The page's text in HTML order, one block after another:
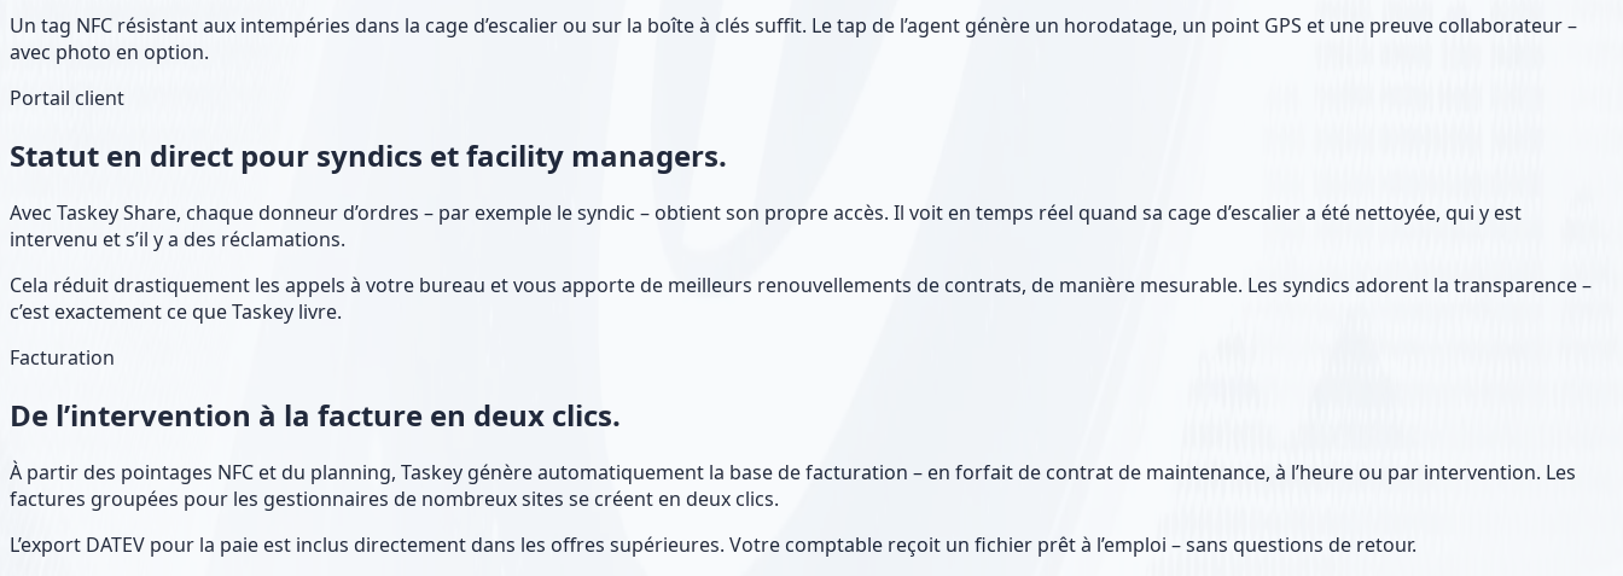
Un tag NFC résistant aux intempéries dans la cage d’escalier ou sur la boîte à clés suffit. Le tap de l’agent génère un horodatage, un point GPS et une preuve collaborateur –
avec photo en option.
Portail client
Statut en direct pour syndics et facility managers.
Avec Taskey Share, chaque donneur d’ordres – par exemple le syndic – obtient son propre accès. Il voit en temps réel quand sa cage d’escalier a été nettoyée, qui y est
intervenu et s’il y a des réclamations.
Cela réduit drastiquement les appels à votre bureau et vous apporte de meilleurs renouvellements de contrats, de manière mesurable. Les syndics adorent la transparence –
c’est exactement ce que Taskey livre.
Facturation
De l’intervention à la facture en deux clics.
À partir des pointages NFC et du planning, Taskey génère automatiquement la base de facturation – en forfait de contrat de maintenance, à l’heure ou par intervention. Les
factures groupées pour les gestionnaires de nombreux sites se créent en deux clics.
L’export DATEV pour la paie est inclus directement dans les offres supérieures. Votre comptable reçoit un fichier prêt à l’emploi – sans questions de retour.